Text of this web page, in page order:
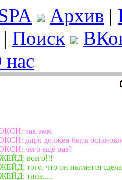
Архив |
| Поиск
так эмм
дирк должен быть
чего ещё раз?
всего!!!
того, что он пытается
типа.....